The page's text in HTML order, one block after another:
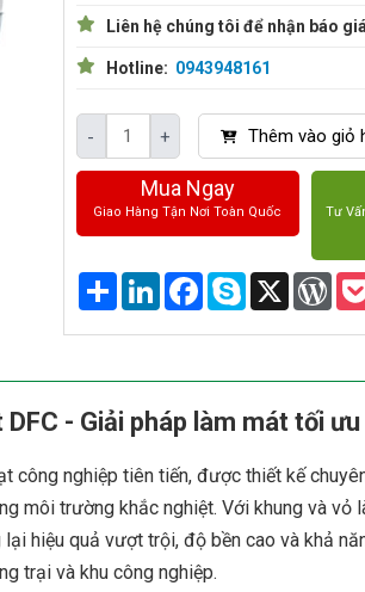
Liên hệ chúng tôi để nhận báo
Hotline: 0943948161
- + Thêm vào
Mua Ngay
Giao Hàng Tận Nơi Toàn Quốc
Tư
ShareLinkedInFacebook
SkypeX
- Giải pháp làm mát tối ưu
công nghiệp tiên tiến, được thiết kế
môi trường khắc nghiệt. Với khung và vỏ
hiệu quả vượt trội, độ bền cao và khả
trại và khu công nghiệp.